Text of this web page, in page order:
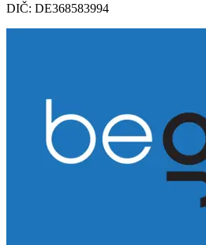
DIČ: DE368583994